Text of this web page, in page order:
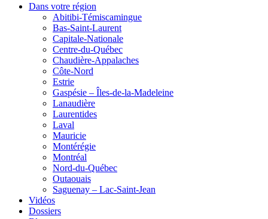
Dans votre région
Abitibi-Témiscamingue
Bas-Saint-Laurent
Capitale-Nationale
Centre-du-Québec
Chaudière-Appalaches
Côte-Nord
Estrie
Gaspésie – Îles-de-la-Madeleine
Lanaudière
Laurentides
Laval
Mauricie
Montérégie
Montréal
Nord-du-Québec
Outaouais
Saguenay – Lac-Saint-Jean
Vidéos
Dossiers